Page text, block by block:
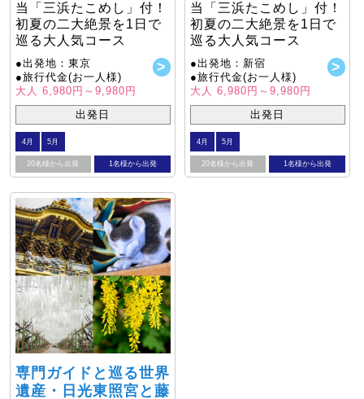
当「三浜たこめし」付！
初夏の二大絶景を1日で
巡る大人気コース
●出発地：東京
●旅行代金(お一人様)
大人 6,980円～9,980円
出発日
4月 5月
20名様から出発 1名様から出発
当「三浜たこめし」付！
初夏の二大絶景を1日で
巡る大人気コース
●出発地：新宿
●旅行代金(お一人様)
大人 6,980円～9,980円
出発日
4月 5月
20名様から出発 1名様から出発
専門ガイドと巡る世界
遺産・日光東照宮と藤